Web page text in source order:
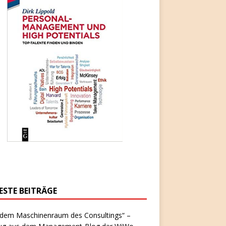
BEITRÄGE
Maschinenraum des Consultings“ –